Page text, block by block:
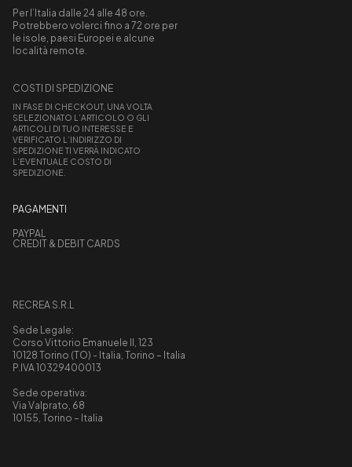
Per l’Italia dalle 24 alle 48 ore.
Potrebbero volerci fino a 72 ore per
le isole, paesi Europei e alcune
località remote.
COSTI DI SPEDIZIONE
IN FASE DI CHECKOUT, UNA VOLTA
SELEZIONATO L’ARTICOLO O GLI
ARTICOLI DI TUO INTERESSE E
VERIFICATO L’INDIRIZZO DI
SPEDIZIONE TI VERRÀ INDICATO
L’EVENTUALE COSTO DI
SPEDIZIONE.
PAGAMENTI
PAYPAL
CREDIT & DEBIT CARDS
RECREA S.R.L
Sede Legale:
Corso Vittorio Emanuele II, 123
10128 Torino (TO) - Italia, Torino – Italia
P.IVA 10329400013
Sede operativa:
Via Valprato, 68
10155, Torino – Italia